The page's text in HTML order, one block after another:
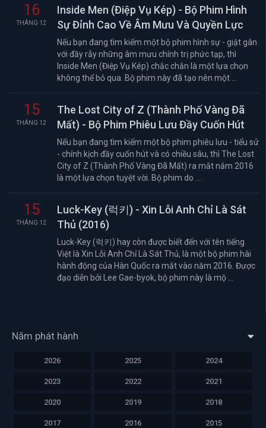
16
THÁNG 12
Inside Men (Điệp Vụ Kép) - Bộ Phim Hình
Sự Đỉnh Cao Về Âm Mưu Và Quyền Lực
Nếu bạn đang tìm kiếm một bộ phim hình sự - giật gân
với đầy rẫy những âm mưu chính trị phức tạp, thì
Inside Men (Điệp Vụ Kép) chắc chắn là một lựa chọn
không thể bỏ qua. Bộ phim này đã tạo nên một ...
15
THÁNG 12
The Lost City of Z (Thành Phố Vàng Đã
Mất) - Bộ Phim Phiêu Lưu Đầy Cuốn Hút
Nếu bạn đang tìm kiếm một bộ phim phiêu lưu - tiểu sử
- chính kịch đầy cuốn hút và có chiều sâu, thì The Lost
City of Z (Thành Phố Vàng Đã Mất) ra mắt năm 2016
là một lựa chọn tuyệt vời. Bộ phim do ...
15
THÁNG 12
Luck-Key (럭키) - Xin Lỗi Anh Chỉ Là Sát
Thủ (2016)
Luck-Key (럭키) hay còn được biết đến với tên tiếng
Việt là Xin Lỗi Anh Chỉ Là Sát Thủ, là một bộ phim hài
hành động của Hàn Quốc ra mắt vào năm 2016. Được
đạo diễn bởi Lee Gae-byok, bộ phim này là mộ ...
Năm phát hành
2026 2025 2024
2023 2022 2021
2020 2019 2018
2017 2016 2015